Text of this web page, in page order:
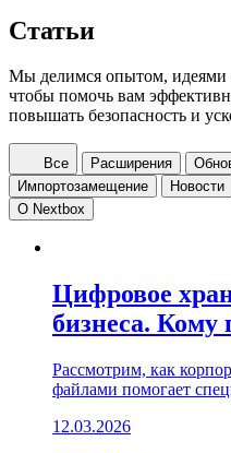
Статьи
Мы делимся опытом, идеями
чтобы помочь вам
повышать безопасность и
Все Расширения
Импортозамещение
Новости
О Nextbox
Цифровое
бизнеса. Кому
Рассмотрим, как
файлами помогает
12.03.2026